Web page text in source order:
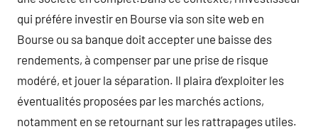
qui préfére investir en Bourse via son site web en
Bourse ou sa banque doit accepter une baisse des
rendements, à compenser par une prise de risque
modéré, et jouer la séparation. Il plaira d’exploiter les
éventualités proposées par les marchés actions,
notamment en se retournant sur les rattrapages utiles.